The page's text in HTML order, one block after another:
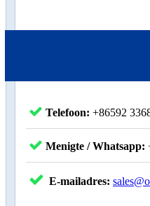
Telefoon: +86592
Menigte / Whatsapp:
E-mailadres: